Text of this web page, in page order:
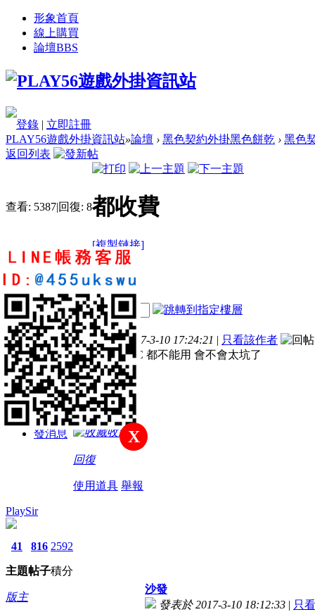
形象首頁
線上購買
論壇BBS
登錄 | 立即註冊
PLAY56遊戲外掛資訊站»論壇 › 黑色契約外掛黑色餅乾 › 黑色
返回列表
查看: 5387|回復: 8都收費
[複製鏈接]
liu14789
1
主題
6
帖子
35
積分
新手上路
積分
35
發消息
電梯直達
樓主
發表於 2017-3-10 17:24:21 | 只看該作者
以收費用 NPC 都不能用 會不會太坑了
收藏
回復
使用道具 舉報
PlaySir
41
主題
816
帖子
2592
積分
版主
沙發
發表於 2017-3-10 18:12:33 | 只
X